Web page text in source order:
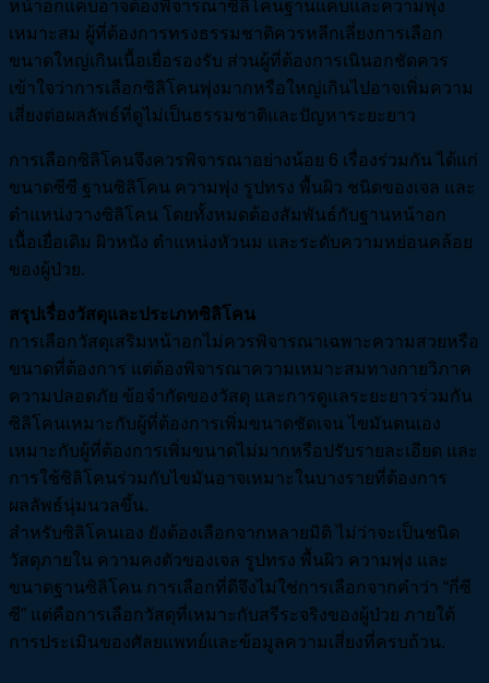
หน้าอกแคบอาจต้องพิจารณาซิลิโคนฐานแคบและความพุ่ง
เหมาะสม ผู้ที่ต้องการทรงธรรมชาติควรหลีกเลี่ยงการเลือก
ขนาดใหญ่เกินเนื้อเยื่อรองรับ ส่วนผู้ที่ต้องการเนินอกชัดควร
เข้าใจว่าการเลือกซิลิโคนพุ่งมากหรือใหญ่เกินไปอาจเพิ่มความ
เสี่ยงต่อผลลัพธ์ที่ดูไม่เป็นธรรมชาติและปัญหาระยะยาว
การเลือกซิลิโคนจึงควรพิจารณาอย่างน้อย 6 เรื่องร่วมกัน ได้แก่
ขนาดซีซี ฐานซิลิโคน ความพุ่ง รูปทรง พื้นผิว ชนิดของเจล และ
ตำแหน่งวางซิลิโคน โดยทั้งหมดต้องสัมพันธ์กับฐานหน้าอก
เนื้อเยื่อเดิม ผิวหนัง ตำแหน่งหัวนม และระดับความหย่อนคล้อย
ของผู้ป่วย.
สรุปเรื่องวัสดุและประเภทซิลิโคน
การเลือกวัสดุเสริมหน้าอกไม่ควรพิจารณาเฉพาะความสวยหรือ
ขนาดที่ต้องการ แต่ต้องพิจารณาความเหมาะสมทางกายวิภาค
ความปลอดภัย ข้อจำกัดของวัสดุ และการดูแลระยะยาวร่วมกัน
ซิลิโคนเหมาะกับผู้ที่ต้องการเพิ่มขนาดชัดเจน ไขมันตนเอง
เหมาะกับผู้ที่ต้องการเพิ่มขนาดไม่มากหรือปรับรายละเอียด และ
การใช้ซิลิโคนร่วมกับไขมันอาจเหมาะในบางรายที่ต้องการ
ผลลัพธ์นุ่มนวลขึ้น.
สำหรับซิลิโคนเอง ยังต้องเลือกจากหลายมิติ ไม่ว่าจะเป็นชนิด
วัสดุภายใน ความคงตัวของเจล รูปทรง พื้นผิว ความพุ่ง และ
ขนาดฐานซิลิโคน การเลือกที่ดีจึงไม่ใช่การเลือกจากคำว่า “กี่ซี
ซี” แต่คือการเลือกวัสดุที่เหมาะกับสรีระจริงของผู้ป่วย ภายใต้
การประเมินของศัลยแพทย์และข้อมูลความเสี่ยงที่ครบถ้วน.